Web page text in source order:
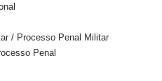
/ Processo Penal Militar
Penal